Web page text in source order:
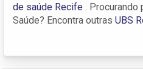
de saúde Recife . Procurando
Saúde? Encontra outras UBS